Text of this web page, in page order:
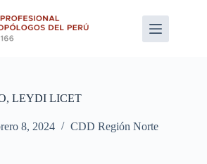
LEYDI LICET
8, 2024 CDD Región Norte